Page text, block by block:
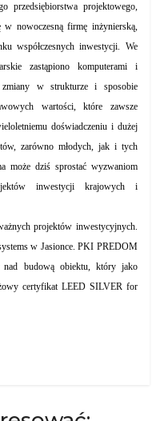
przedsiębiorstwa projektowego,
w nowoczesną firmę inżynierską,
współczesnych inwestycji. We
zastąpiono komputerami i
zmiany w strukturze i sposobie
wartości, które zawsze
doświadczeniu i dużej
zarówno młodych, jak i tych
może dziś sprostać wyzwaniom
inwestycji krajowych i
projektów inwestycyjnych.
w Jasionce. PKI PREDOM
nad budową obiektu, który jako
certyfikat LEED SILVER for